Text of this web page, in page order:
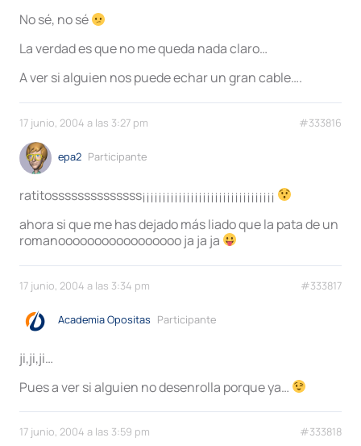
No sé, no sé
La verdad es que no me queda nada claro…
A ver si alguien nos puede echar un gran cable….
17 junio, 2004 a las 3:27 pm #333816
epa2 Participante
ratitossssssssssssss¡¡¡¡¡¡¡¡¡¡¡¡¡¡¡¡¡¡¡¡¡¡¡¡¡¡¡¡¡¡¡¡¡
ahora si que me has dejado más liado que la pata de un
romanooooooooooooooooo ja ja ja
17 junio, 2004 a las 3:34 pm #333817
Academia Opositas Participante
ji,ji,ji…
Pues a ver si alguien no desenrolla porque ya…
17 junio, 2004 a las 3:59 pm #333818